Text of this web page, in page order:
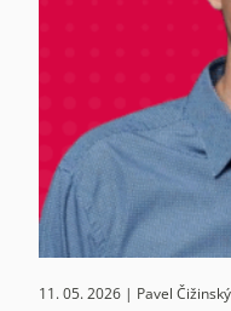
11. 05. 2026 | Pavel Čižinský